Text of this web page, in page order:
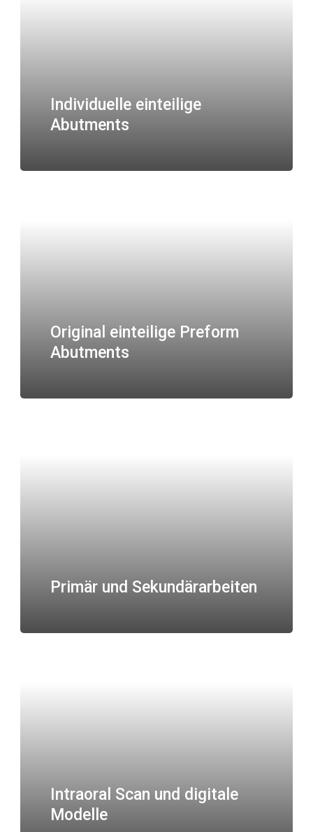
Individuelle einteilige
Abutments
Original einteilige Preform
Abutments
Primär und Sekundärarbeiten
Intraoral Scan und digitale
Modelle